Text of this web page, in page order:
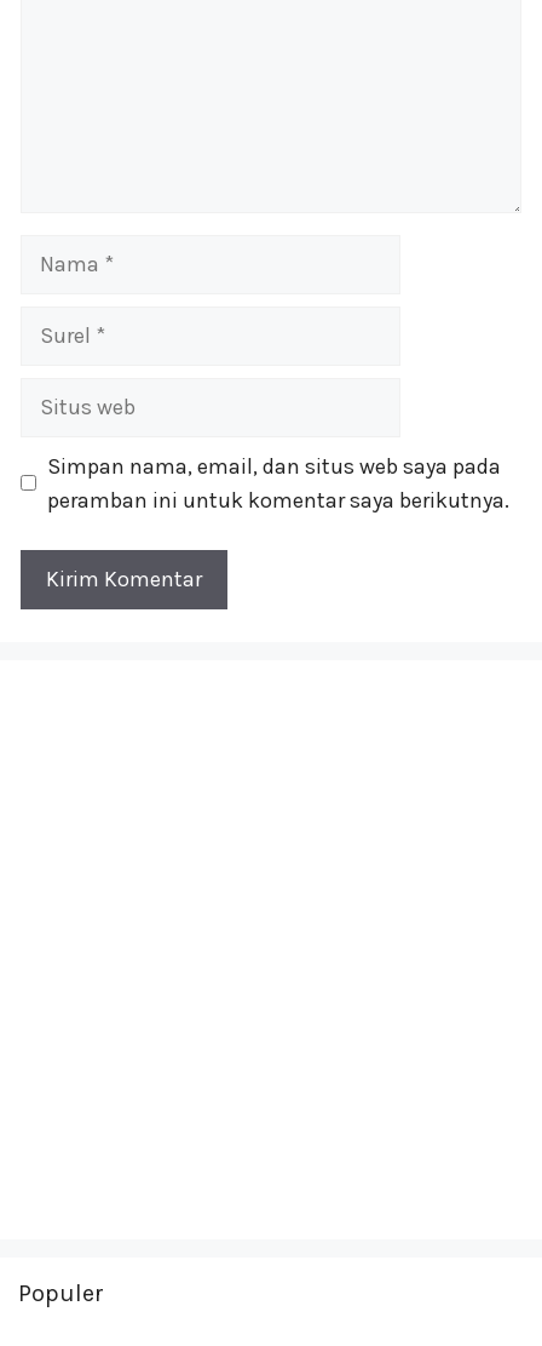
Nama
Surel
Situs
Simpan nama, email, dan situs web saya pada
peramban ini untuk komentar saya berikutnya.
Populer